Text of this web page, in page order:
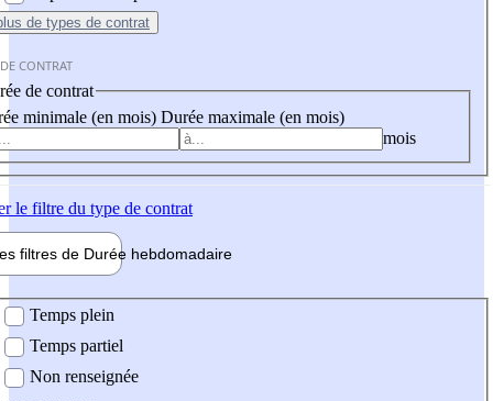
de types de contrat
CONTRAT
de contrat
minimale (en mois) Durée maximale (en mois)
mois
le filtre du type de contrat
filtres de Durée hebdomadaire
Temps plein
Temps partiel
Non renseignée